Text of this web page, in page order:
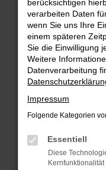
Fehler:
Beim Laden ist ein
Hier sind ein paar
Überprüfe
Suchmaschine?
Manche
können das
verhindern.
berücksichtigen
verarbeiten Daten
wenn Sie uns Ihre
einem späteren
Sie die Einwilligung
Weitere
Datenverarbeitung
Impressum
Folgende Kategorien
Essentiell
Diese